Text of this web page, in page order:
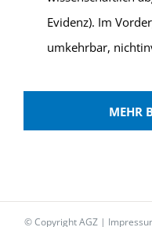
Evidenz). Im
umkehrbar,
MEHR
© Copyright AGZ |